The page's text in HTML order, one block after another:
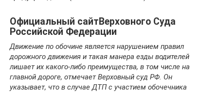
Официальный сайтВерховного Суда
Российской Федерации
Движение по обочине является нарушением правил
дорожного движения и такая манера езды водителей
лишает их какого-либо преимущества, в том числе на
главной дороге, отмечает Верховный суд РФ. Он
указывает, что в случае ДТП с участием обочечника